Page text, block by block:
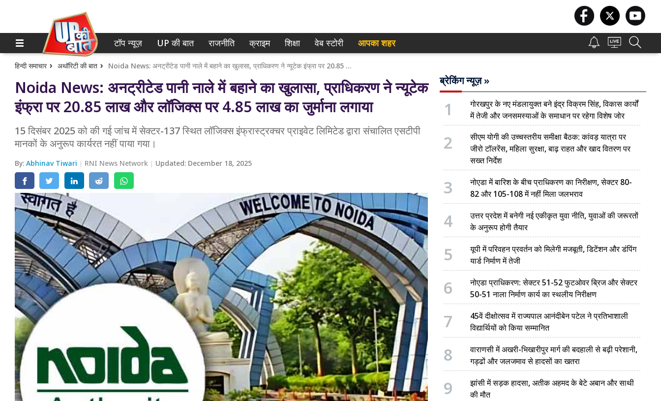
होम
टॉप न्यूज़
UP की बात
राजनीति
क्राइम
शिक्षा
वेब स्टोरी
टॉप न्यूज़ UP की बात राजनीति क्राइम शिक्षा वेब स्टोरी आपका शहर
हिन्दी समाचार अथॉरिटी की बात Noida News: अनट्रीटेड पानी नाले में बहाने का खुलासा, प्राधिकरण ने न्यूटेक इंफ्रा पर 20.85 लाख और लॉजिक्स पर 4.85 लाख का जुर्माना लगाया
Noida News: अनट्रीटेड पानी नाले में बहाने का खुलासा, प्राधिकरण ने न्यूटेक
इंफ्रा पर 20.85 लाख और लॉजिक्स पर 4.85 लाख का जुर्माना लगाया
15 दिसंबर 2025 को की गई जांच में सेक्टर-137 स्थित लॉजिक्स इंफ्रास्ट्रक्चर प्राइवेट लिमिटेड द्वारा संचालित एसटीपी
मानकों के अनुरूप कार्यरत नहीं पाया गया।
By:Abhinav Tiwari RNI News Network Updated: December 18, 2025
ब्रेकिंग न्यूज़ »
1
गोरखपुर के नए मंडलायुक्त बने इंद्र विक्रम सिंह, विकास कार्यों
में तेजी और जनसमस्याओं के समाधान पर रहेगा विशेष जोर
2
सीएम योगी की उच्चस्तरीय समीक्षा बैठक: कांवड़ यात्रा पर
जीरो टॉलरेंस, महिला सुरक्षा, बाढ़ राहत और खाद वितरण पर
सख्त निर्देश
3
नोएडा में बारिश के बीच प्राधिकरण का निरीक्षण, सेक्टर 80-
82 और 105-108 में नहीं मिला जलभराव
4
उत्तर प्रदेश में बनेगी नई एकीकृत युवा नीति, युवाओं की जरूरतों
के अनुरूप होगी तैयार
5
यूपी में परिवहन प्रवर्तन को मिलेगी मजबूती, डिटेंशन और डंपिंग
यार्ड निर्माण में तेजी
6
नोएडा प्राधिकरण: सेक्टर 51-52 फुटओवर ब्रिज और सेक्टर
50-51 नाला निर्माण कार्य का स्थलीय निरीक्षण
7
45वें दीक्षोत्सव में राज्यपाल आनंदीबेन पटेल ने प्रतिभाशाली
विद्यार्थियों को किया सम्मानित
8
वाराणसी में अखरी-भिखारीपुर मार्ग की बदहाली से बढ़ी परेशानी,
गड्ढों और जलजमाव से हादसों का खतरा
9
झांसी में सड़क हादसा, अतीक अहमद के बेटे अबान और साथी
की मौत
नोएडा
गाजियाबाद
लखनऊ
कानपुर
वाराणसी
अयोध्या
अलीगढ़
मथुरा
मेरठ
मुरादाबाद
गोरखपुर
प्रयागराज
रामपुर